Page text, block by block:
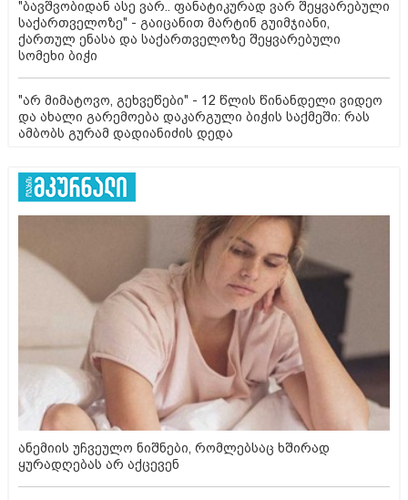
"ბავშვობიდან ასე ვარ.. ფანატიკურად ვარ შეყვარებული
საქართველოზე" - გაიცანით მარტინ გუიმჯიანი,
ქართულ ენასა და საქართველოზე შეყვარებული
სომეხი ბიჭი
"არ მიმატოვო, გეხვეწები" - 12 წლის წინანდელი ვიდეო
და ახალი გარემოება დაკარგული ბიჭის საქმეში: რას
ამბობს გურამ დადიანიძის დედა
ანემიის უჩვეულო ნიშნები, რომლებსაც ხშირად
ყურადღებას არ აქცევენ